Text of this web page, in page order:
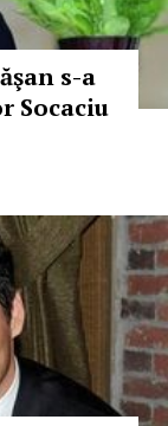
s-a
Socaciu